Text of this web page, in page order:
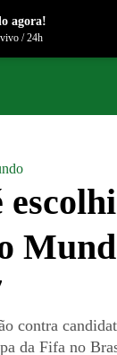
contra
da Fifa no
agora!
/24h